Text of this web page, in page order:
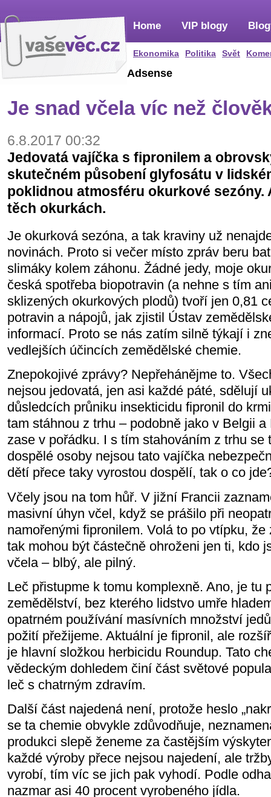
Home
Ekonomika Politika Svět
VIP blogy
Adsense
Je snad včela víc než
6.8.2017 00:32
Jedovatá vajíčka s fipronilem a
skutečném působení glyfosátu v
poklidnou atmosféru okurkové sezóny.
těch okurkách.
Je okurková sezóna, a tak kraviny už
novinách. Proto si večer místo zpráv beru
slimáky kolem záhonu. Žádné jedy, moje
česká spotřeba biopotravin (a nehne s tím
sklizených okurkových plodů) tvoří jen 0,81
potravin a nápojů, jak zjistil Ústav
informací. Proto se nás zatím silně týkají i
vedlejších účincích zemědělské chemie.
Znepokojivé zprávy? Nepřehánějme to.
nejsou jedovatá, jen asi každé páté, sdělují
důsledcích průniku insekticidu fipronil do
tam stáhnou z trhu – podobně jako v Belgii
zase v pořádku. I s tím stahováním z trhu se
dospělé osoby nejsou tato vajíčka
dětí přece taky vyrostou dospělí, tak o co
Včely jsou na tom hůř. V jižní Francii
masivní úhyn včel, když se prášilo při
namořenými fipronilem. Volá to po vtípku,
tak mohou být částečně ohroženi jen ti, kdo
včela – blbý, ale pilný.
Leč přistupme k tomu komplexně. Ano, je tu
zemědělství, bez kterého lidstvo umře
opatrném používání masívních množství
požití přežijeme. Aktuální je fipronil, ale
je hlavní složkou herbicidu Roundup. Tato
vědeckým dohledem činí část světové
leč s chatrným zdravím.
Další část najedená není, protože heslo
se ta chemie obvykle zdůvodňuje,
produkci slepě ženeme za častějším
každé výroby přece nejsou najedení, ale
vyrobí, tím víc se jich pak vyhodí. Podle
nazmar asi 40 procent vyrobeného jídla.